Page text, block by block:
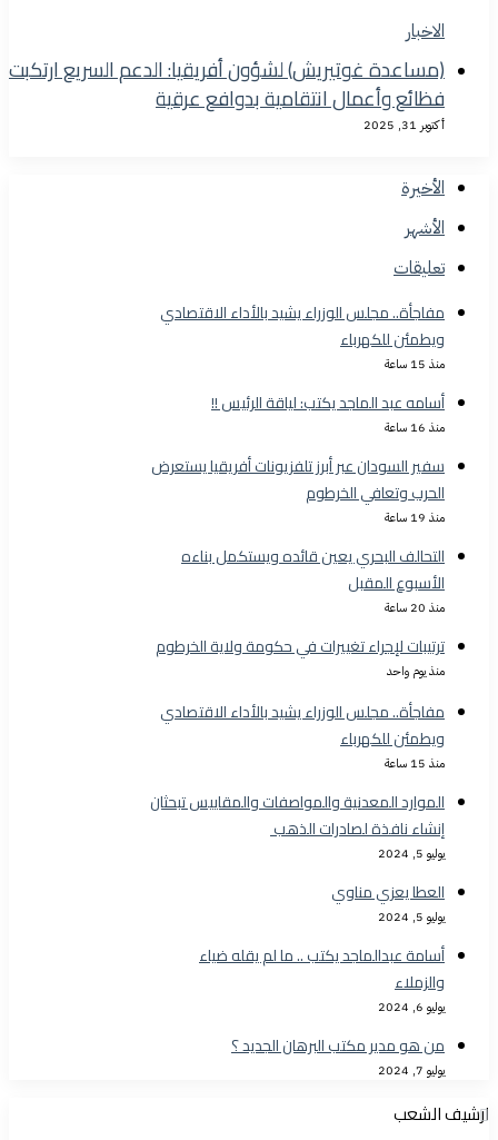
الاخبار
(مساعدة غوتيريش) لشؤون أفريقيا: الدعم السريع ارتكبت
فظائع وأعمال انتقامية بدوافع عرقية
أكتوبر 31, 2025
الأخيرة
الأشهر
تعليقات
مفاجأة.. مجلس الوزراء يشيد بالأداء الاقتصادي
ويطمئن للكهرباء
منذ 15 ساعة
أسامه عبد الماجد يكتب: لياقة الرئيس !!
منذ 16 ساعة
سفير السودان عبر أبرز تلفزيونات أفريقيا يستعرض
الحرب وتعافي الخرطوم
منذ 19 ساعة
التحالف البحري يعين قائده ويستكمل بناءه
الأسبوع المقبل
منذ 20 ساعة
ترتيبات لإجراء تغييرات في حكومة ولاية الخرطوم
منذ يوم واحد
مفاجأة.. مجلس الوزراء يشيد بالأداء الاقتصادي
ويطمئن للكهرباء
منذ 15 ساعة
الموارد المعدنية والمواصفات والمقاييس تبحثان
إنشاء نافذة لصادرات الذهب
يوليو 5, 2024
العطا يعزي مناوي
يوليو 5, 2024
أسامة عبدالماجد يكتب .. ما لم يقله ضياء
والزملاء
يوليو 6, 2024
من هو مدير مكتب البرهان الجديد ؟
يوليو 7, 2024
ارشيف الشعب